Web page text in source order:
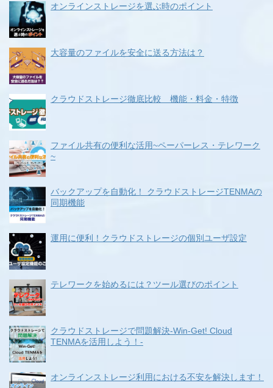
オンラインストレージを選ぶ時のポイント
大容量のファイルを安全に送る方法は？
クラウドストレージ徹底比較 機能・料金・特徴
ファイル共有の便利な活用~ペーパーレス・テレワーク
~
バックアップを自動化！ クラウドストレージTENMAの
同期機能
運用に便利！クラウドストレージの個別ユーザ設定
テレワークを始めるには？ツール選びのポイント
クラウドストレージで問題解決-Win-Get! Cloud
TENMAを活用しよう！-
オンラインストレージ利用における不安を解決します！